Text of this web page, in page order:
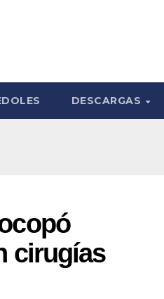
DESCARGAS
cirugías